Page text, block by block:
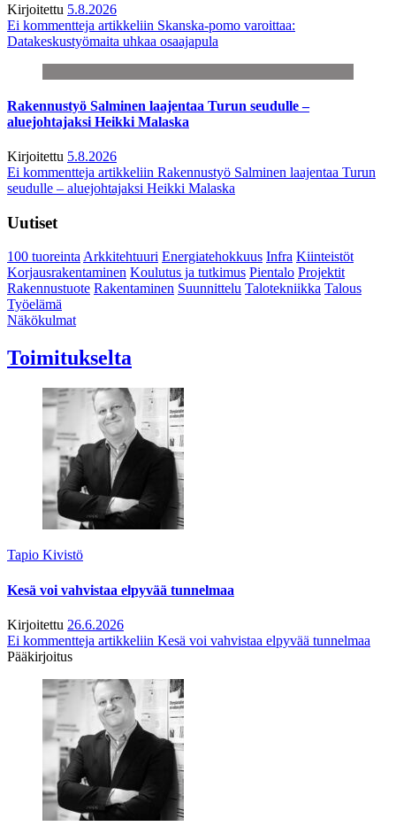
Kirjoitettu 5.8.2026
Ei kommentteja artikkeliin Skanska-pomo varoittaa:
Datakeskustyömaita uhkaa osaajapula
Rakennustyö Salminen laajentaa Turun seudulle –
aluejohtajaksi Heikki Malaska
Kirjoitettu 5.8.2026
Ei kommentteja artikkeliin Rakennustyö Salminen laajentaa Turun
seudulle – aluejohtajaksi Heikki Malaska
Uutiset
100 tuoreintaArkkitehtuuri Energiatehokkuus Infra Kiinteistöt
Korjausrakentaminen Koulutus ja tutkimus Pientalo Projektit
Rakennustuote Rakentaminen Suunnittelu Talotekniikka Talous
Työelämä
Näkökulmat
Toimitukselta
Tapio Kivistö
Kesä voi vahvistaa elpyvää tunnelmaa
Kirjoitettu 26.6.2026
Ei kommentteja artikkeliin Kesä voi vahvistaa elpyvää tunnelmaa
Pääkirjoitus